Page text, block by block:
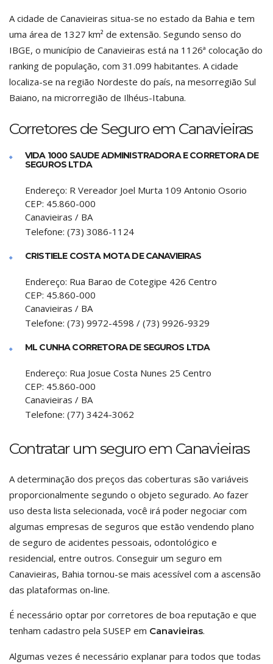
A cidade de Canavieiras situa-se no estado da Bahia e tem
uma área de 1327 km² de extensão. Segundo senso do
IBGE, o município de Canavieiras está na 1126ª colocação do
ranking de população, com 31.099 habitantes. A cidade
localiza-se na região Nordeste do país, na mesorregião Sul
Baiano, na microrregião de Ilhéus-Itabuna.
Corretores de Seguro em Canavieiras
VIDA 1000 SAUDE ADMINISTRADORA E CORRETORA DE
SEGUROS LTDA
Endereço: R Vereador Joel Murta 109 Antonio Osorio
CEP: 45.860-000
Canavieiras / BA
Telefone: (73) 3086-1124
CRISTIELE COSTA MOTA DE CANAVIEIRAS
Endereço: Rua Barao de Cotegipe 426 Centro
CEP: 45.860-000
Canavieiras / BA
Telefone: (73) 9972-4598 / (73) 9926-9329
ML CUNHA CORRETORA DE SEGUROS LTDA
Endereço: Rua Josue Costa Nunes 25 Centro
CEP: 45.860-000
Canavieiras / BA
Telefone: (77) 3424-3062
Contratar um seguro em Canavieiras
A determinação dos preços das coberturas são variáveis
proporcionalmente segundo o objeto segurado. Ao fazer
uso desta lista selecionada, você irá poder negociar com
algumas empresas de seguros que estão vendendo plano
de seguro de acidentes pessoais, odontológico e
residencial, entre outros. Conseguir um seguro em
Canavieiras, Bahia tornou-se mais acessível com a ascensão
das plataformas on-line.
É necessário optar por corretores de boa reputação e que
tenham cadastro pela SUSEP em Canavieiras.
Algumas vezes é necessário explanar para todos que todas